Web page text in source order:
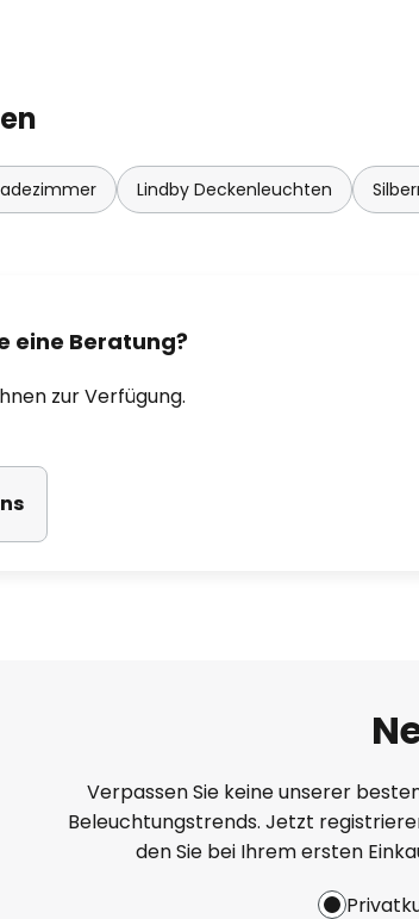
Lindby Deckenleuchten
eine Beratung?
zur Verfügung.
Verpassen Sie keine unserer
Beleuchtungstrends. Jetzt
den Sie bei Ihrem ersten